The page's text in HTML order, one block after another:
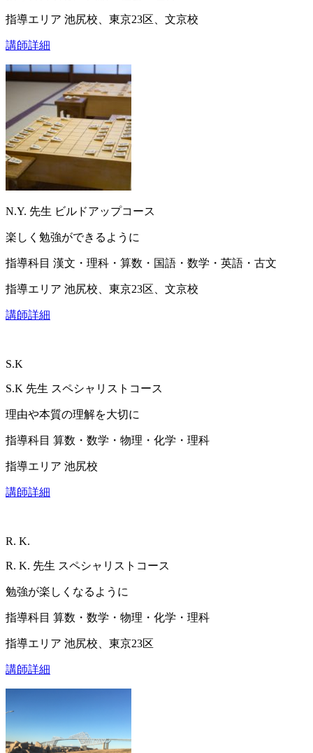
指導エリア 池尻校、東京23区、文京校
講師詳細
N.Y. 先生 ビルドアップコース
楽しく勉強ができるように
指導科目 漢文・理科・算数・国語・数学・英語・古文
指導エリア 池尻校、東京23区、文京校
講師詳細
S.K
S.K 先生 スペシャリストコース
理由や本質の理解を大切に
指導科目 算数・数学・物理・化学・理科
指導エリア 池尻校
講師詳細
R. K.
R. K. 先生 スペシャリストコース
勉強が楽しくなるように
指導科目 算数・数学・物理・化学・理科
指導エリア 池尻校、東京23区
講師詳細